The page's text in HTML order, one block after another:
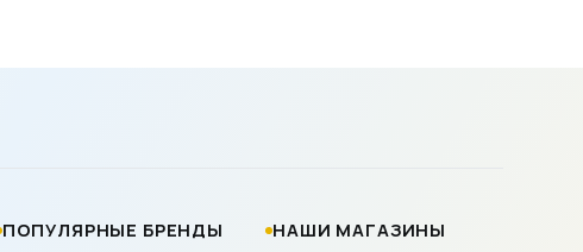
ПОПУЛЯРНЫЕ БРЕНДЫ НАШИ МАГАЗИНЫ